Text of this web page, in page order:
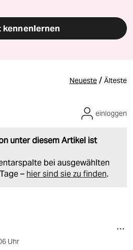
Neueste / Älteste
unter diesem Artikel ist
bei ausgewählten
– hier sind sie zu finden.
einloggen
Uhr